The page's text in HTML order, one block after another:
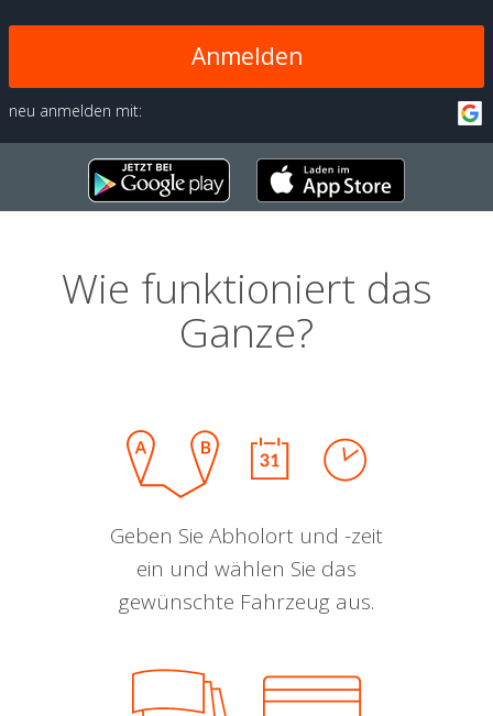
Anmelden
neu anmelden mit:
Wie funktioniert das
Ganze?
Geben Sie Abholort und -zeit
ein und wählen Sie das
gewünschte Fahrzeug aus.